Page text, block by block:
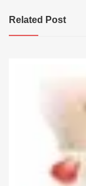
ゲ
ー
Related Post